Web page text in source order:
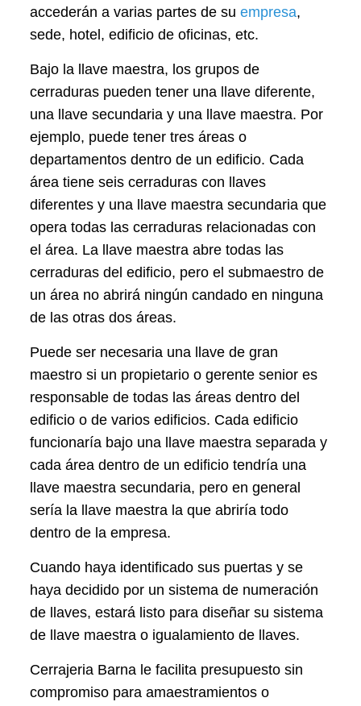
accederán a varias partes de suempresa,
sede, hotel, edificio de oficinas, etc.
Bajo la llave maestra, los grupos de
cerraduras pueden tener una llave diferente,
una llave secundaria y una llave maestra. Por
ejemplo, puede tener tres áreas o
departamentos dentro de un edificio. Cada
área tiene seis cerraduras con llaves
diferentes y una llave maestra secundaria que
opera todas las cerraduras relacionadas con
el área. La llave maestra abre todas las
cerraduras del edificio, pero el submaestro de
un área no abrirá ningún candado en ninguna
de las otras dos áreas.
Puede ser necesaria una llave de gran
maestro si un propietario o gerente senior es
responsable de todas las áreas dentro del
edificio o de varios edificios. Cada edificio
funcionaría bajo una llave maestra separada y
cada área dentro de un edificio tendría una
llave maestra secundaria, pero en general
sería la llave maestra la que abriría todo
dentro de la empresa.
Cuando haya identificado sus puertas y se
haya decidido por un sistema de numeración
de llaves, estará listo para diseñar su sistema
de llave maestra o igualamiento de llaves.
Cerrajeria Barna le facilita presupuesto sin
compromiso para amaestramientos o